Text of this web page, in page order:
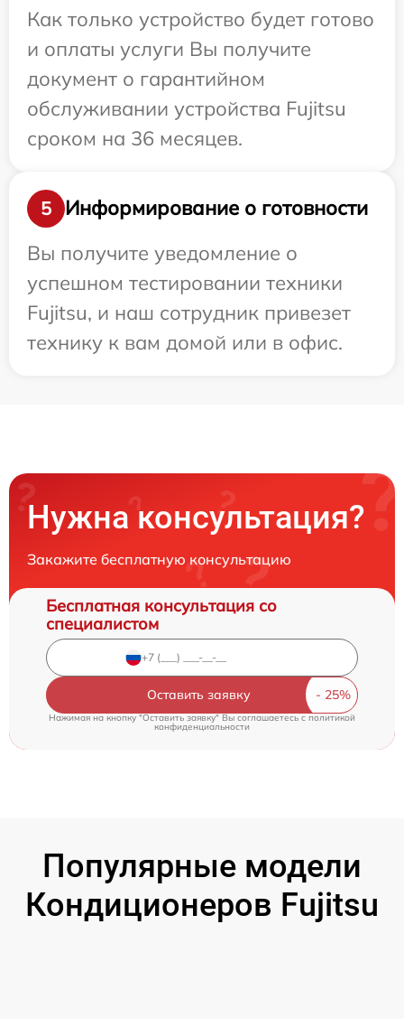
Как только устройство будет готово
и оплаты услуги Вы получите
документ о гарантийном
обслуживании устройства Fujitsu
сроком на 36 месяцев.
5
Информирование о готовности
Вы получите уведомление о
успешном тестировании техники
Fujitsu, и наш сотрудник привезет
технику к вам домой или в офис.
Нужна консультация?
Закажите бесплатную консультацию
Бесплатная консультация со
специалистом
Оставить заявку
Нажимая на кнопку "Оставить заявку" Вы соглашаетесь cполитикой
конфиденциальности
Популярные модели
Кондиционеров Fujitsu